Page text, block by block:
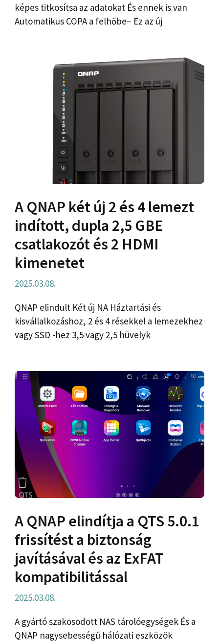
képes titkosítsa az adatokat És ennek is van
Automatikus COPA a felhőbe– Ez az új
A QNAP két új 2 és 4 lemezt
indított, dupla 2,5 GBE
csatlakozót és 2 HDMI
kimenetet
2025.03.08.
QNAP elindult Két új NA Háztartási és
kisvállalkozáshoz, 2 és 4 résekkel a lemezekhez
vagy SSD -hez 3,5 vagy 2,5 hüvelyk
A QNAP elindítja a QTS 5.0.1
frissítést a biztonság
javításával és az ExFAT
kompatibilitással
2025.03.08.
A gyártó szakosodott NAS tárolóegységek És a
QNAP nagysebességű hálózati eszközök